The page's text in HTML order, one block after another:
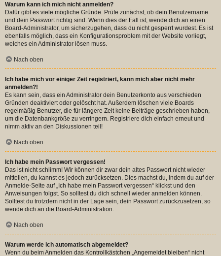
Warum kann ich mich nicht anmelden?
Dafür gibt es viele mögliche Gründe. Prüfe zunächst, ob dein Benutzername
und dein Passwort richtig sind. Wenn dies der Fall ist, wende dich an einen
Board-Administrator, um sicherzugehen, dass du nicht gesperrt wurdest. Es ist
ebenfalls möglich, dass ein Konfigurationsproblem mit der Website vorliegt,
welches ein Administrator lösen muss.
Nach oben
Ich habe mich vor einiger Zeit registriert, kann mich aber nicht mehr
anmelden?!
Es kann sein, dass ein Administrator dein Benutzerkonto aus verschieden
Gründen deaktiviert oder gelöscht hat. Außerdem löschen viele Boards
regelmäßig Benutzer, die für längere Zeit keine Beiträge geschrieben haben,
um die Datenbankgröße zu verringern. Registriere dich einfach erneut und
nimm aktiv an den Diskussionen teil!
Nach oben
Ich habe mein Passwort vergessen!
Das ist nicht schlimm! Wir können dir zwar dein altes Passwort nicht wieder
mitteilen, du kannst es jedoch zurücksetzen. Dies machst du, indem du auf der
Anmelde-Seite auf „Ich habe mein Passwort vergessen“ klickst und den
Anweisungen folgst. So solltest du dich schnell wieder anmelden können.
Solltest du trotzdem nicht in der Lage sein, dein Passwort zurückzusetzen, so
wende dich an die Board-Administration.
Nach oben
Warum werde ich automatisch abgemeldet?
Wenn du beim Anmelden das Kontrollkästchen „Angemeldet bleiben“ nicht